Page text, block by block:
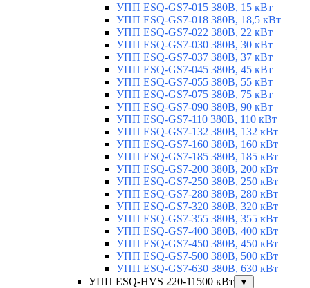
УПП ESQ-GS7-015 380В, 15 кВт
УПП ESQ-GS7-018 380В, 18,5 кВт
УПП ESQ-GS7-022 380В, 22 кВт
УПП ESQ-GS7-030 380В, 30 кВт
УПП ESQ-GS7-037 380В, 37 кВт
УПП ESQ-GS7-045 380В, 45 кВт
УПП ESQ-GS7-055 380В, 55 кВт
УПП ESQ-GS7-075 380В, 75 кВт
УПП ESQ-GS7-090 380В, 90 кВт
УПП ESQ-GS7-110 380В, 110 кВт
УПП ESQ-GS7-132 380В, 132 кВт
УПП ESQ-GS7-160 380В, 160 кВт
УПП ESQ-GS7-185 380В, 185 кВт
УПП ESQ-GS7-200 380В, 200 кВт
УПП ESQ-GS7-250 380В, 250 кВт
УПП ESQ-GS7-280 380В, 280 кВт
УПП ESQ-GS7-320 380В, 320 кВт
УПП ESQ-GS7-355 380В, 355 кВт
УПП ESQ-GS7-400 380В, 400 кВт
УПП ESQ-GS7-450 380В, 450 кВт
УПП ESQ-GS7-500 380В, 500 кВт
УПП ESQ-GS7-630 380В, 630 кВт
УПП ESQ-HVS 220-11500 кВт
▼